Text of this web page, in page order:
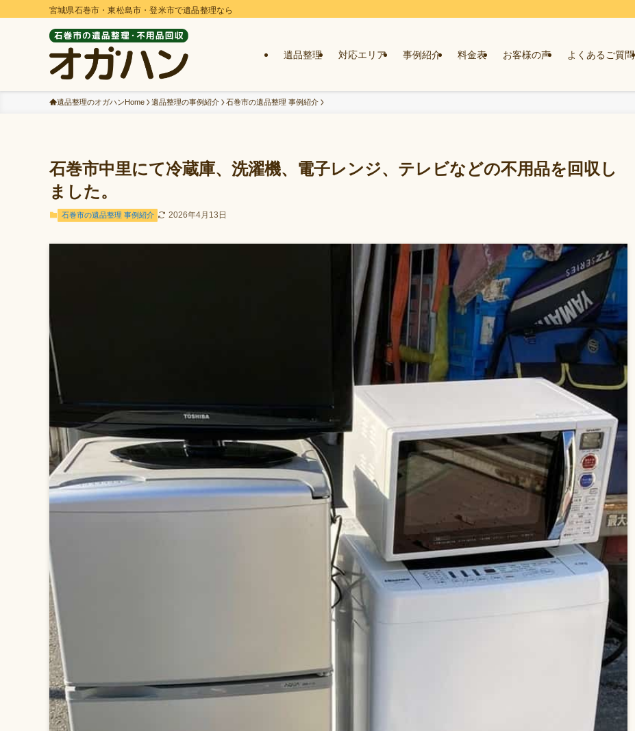
宮城県石巻市・東松島市・登米市で遺品整理なら
遺品整理 対応エリア 事例紹介 料金表 お客様の声 よくあるご質問
遺品整理のオガハンHome 遺品整理の事例紹介 石巻市の遺品整理 事例紹介
石巻市中里にて冷蔵庫、洗濯機、電子レンジ、テレビなどの不用品を回収し
ました。
石巻市の遺品整理 事例紹介 2026年4月13日